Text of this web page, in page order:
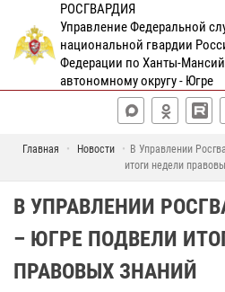
РОСГВАРДИЯ
Управление Федеральной
национальной гвардии
Федерации по Ханты-
автономному округу - Югре
Главная Новости
В Управлении
итоги недели
В УПРАВЛЕНИИ
– ЮГРЕ ПОДВЕЛИ
ПРАВОВЫХ ЗНАНИЙ